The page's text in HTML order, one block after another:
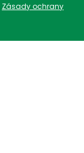
Zásady ochrany